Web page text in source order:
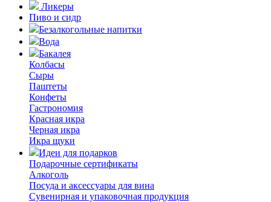
Ликеры
Пиво и сидр
Безалкогольные напитки
Вода
Бакалея
Колбасы
Сыры
Паштеты
Конфеты
Гастрономия
Красная икра
Черная икра
Икра щуки
Идеи для подарков
Подарочные сертификаты
Алкоголь
Посуда и аксессуары для вина
Сувенирная и упаковочная продукция